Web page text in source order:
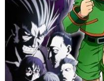
３．未成年的使用者請事先徵得法
「AFTEE先享後付」，若未經同
４．使用「AFTEE先享後付」時
時審查核予不同之上限額度；若仍
請求用戶進行身份認證。
５．嚴禁一人註冊多個帳號或使
恩沛科技股份有限公司將有權停止